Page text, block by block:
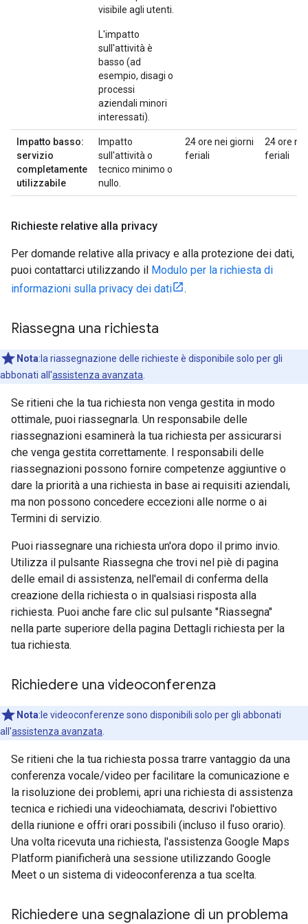
visibile agli utenti.
L'impatto
sull'attività è
basso (ad
esempio, disagi o
processi
aziendali minori
interessati).
Impatto basso:
servizio
completamente
utilizzabile
Impatto
sull'attività o
tecnico minimo o
nullo.
24 ore nei giorni
feriali
24 ore
feriali
Richieste relative alla privacy
Per domande relative alla privacy e alla protezione dei dati,
puoi contattarci utilizzando il Modulo per la richiesta di
informazioni sulla privacy dei dati
.
Riassegna una richiesta
Nota:la riassegnazione delle richieste è disponibile solo per gli
abbonati all'assistenza avanzata
Se ritieni che la tua richiesta non venga gestita in modo
ottimale, puoi riassegnarla. Un responsabile delle
riassegnazioni esaminerà la tua richiesta per assicurarsi
che venga gestita correttamente. I responsabili delle
riassegnazioni possono fornire competenze aggiuntive o
dare la priorità a una richiesta in base ai requisiti aziendali,
ma non possono concedere eccezioni alle norme o ai
Termini di servizio.
Puoi riassegnare una richiesta un'ora dopo il primo invio.
Utilizza il pulsante Riassegna che trovi nel piè di pagina
delle email di assistenza, nell'email di conferma della
creazione della richiesta o in qualsiasi risposta alla
richiesta. Puoi anche fare clic sul pulsante "Riassegna"
nella parte superiore della pagina Dettagli richiesta per la
tua richiesta.
Richiedere una videoconferenza
Nota:le videoconferenze sono disponibili solo per gli abbonati
all'assistenza avanzata
Se ritieni che la tua richiesta possa trarre vantaggio da una
conferenza vocale/video per facilitare la comunicazione e
la risoluzione dei problemi, apri una richiesta di assistenza
tecnica e richiedi una videochiamata, descrivi l'obiettivo
della riunione e offri orari possibili (incluso il fuso orario).
Una volta ricevuta una richiesta, l'assistenza Google Maps
Platform pianificherà una sessione utilizzando Google
Meet o un sistema di videoconferenza a tua scelta.
Richiedere una segnalazione di un problema